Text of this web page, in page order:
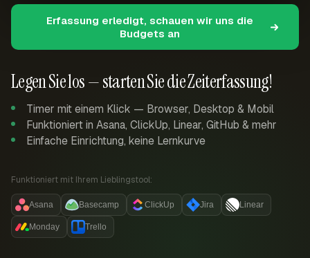
Legen Sie los — starten Sie die Zeiterfassung!
Timer mit einem Klick — Browser, Desktop & Mobil
Funktioniert in Asana, ClickUp, Linear, GitHub & mehr
Einfache Einrichtung, keine Lernkurve
Funktioniert mit Ihrem Lieblingstool:
Asana Basecamp ClickUp Jira Linear
Monday Trello
Erfassung erledigt, schauen wir uns die
Budgets an